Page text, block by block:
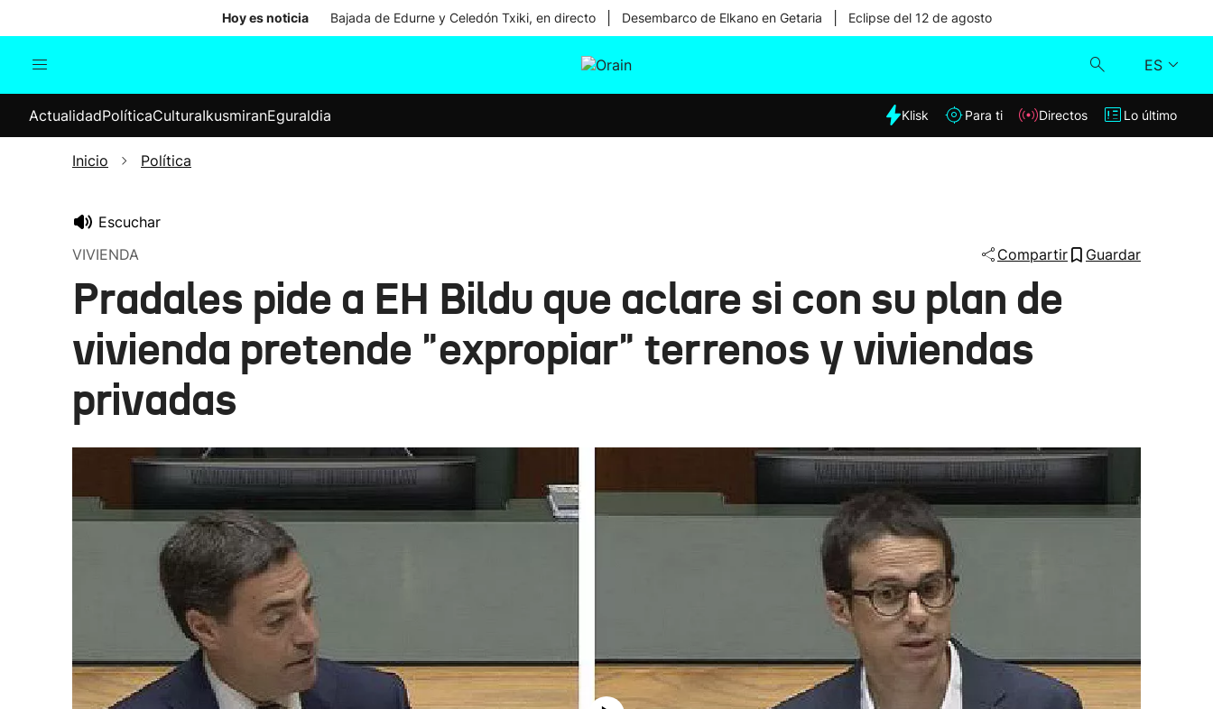
Hoy es noticia Bajada de Edurne y Celedón Txiki, en directo Desembarco de Elkano en Getaria Eclipse del 12 de agosto
ES
Internacional
Elecciones
Klisk
ActualidadPolíticaCulturaIkusmiranEguraldia Klisk Para ti Directos Lo último
Inicio Política
Escuchar
VIVIENDA
Compartir Guardar
Pradales pide a EH Bildu que aclare si con su plan de
vivienda pretende "expropiar" terrenos y viviendas
privadas